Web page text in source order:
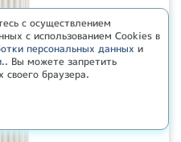
с осуществлением
с использованием Cookies в
персональных данных и
. Вы можете запретить
своего браузера.